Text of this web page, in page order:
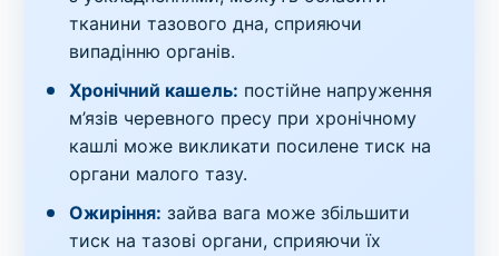
тканини тазового дна, сприяючи
випадінню органів.
Хронічний кашель: постійне напруження
м’язів черевного пресу при хронічному
кашлі може викликати посилене тиск на
органи малого тазу.
Ожиріння: зайва вага може збільшити
тиск на тазові органи, сприяючи їх